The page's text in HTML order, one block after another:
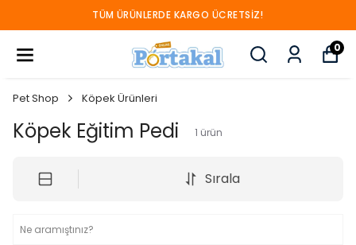
TÜM ÜRÜNLERDE KARGO ÜCRETSIZ!
0
Pet Shop Köpek Ürünleri
Köpek Eğitim Pedi 1 ürün
Sırala